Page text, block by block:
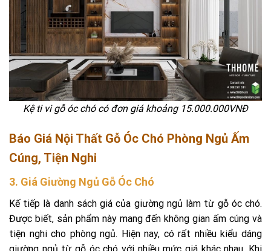
Kệ ti vi gỗ óc chó có đơn giá khoảng 15.000.000VNĐ
Báo Giá Nội Thất Gỗ Óc Chó Phòng Ngủ Ấm
Cúng, Tiện Nghi
3. Giá Giường Ngủ Gỗ Óc Chó
Kế tiếp là danh sách giá của giường ngủ làm từ gỗ óc chó.
Được biết, sản phẩm này mang đến không gian ấm cúng và
tiện nghi cho phòng ngủ. Hiện nay, có rất nhiều kiểu dáng